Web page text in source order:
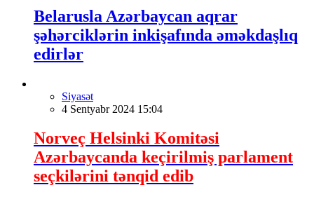
Belarusla Azərbaycan aqrar
şəhərciklərin inkişafında əməkdaşlıq
edirlər
Siyasət
4 Sentyabr 2024 15:04
Norveç Helsinki Komitəsi
Azərbaycanda keçirilmiş parlament
seçkilərini tənqid edib